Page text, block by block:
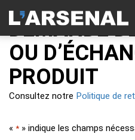
DEMANDE
OU
PRODUIT
Consultez notre Politique de
« * » indique les champs